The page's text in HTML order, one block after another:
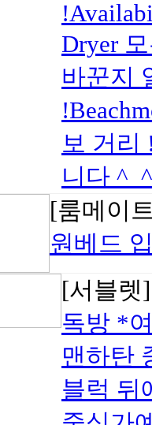
Dryer
바꾼지
보 거리
니다
[룸메이
원베드
[서블
독방 *
맨하탄
블럭 뒤